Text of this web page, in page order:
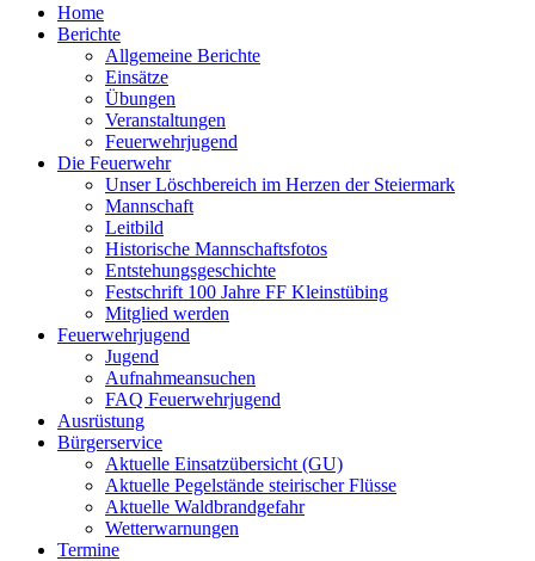
Home
Berichte
Allgemeine Berichte
Einsätze
Übungen
Veranstaltungen
Feuerwehrjugend
Die Feuerwehr
Unser Löschbereich im Herzen der Steiermark
Mannschaft
Leitbild
Historische Mannschaftsfotos
Entstehungsgeschichte
Festschrift 100 Jahre FF Kleinstübing
Mitglied werden
Feuerwehrjugend
Jugend
Aufnahmeansuchen
FAQ Feuerwehrjugend
Ausrüstung
Bürgerservice
Aktuelle Einsatzübersicht (GU)
Aktuelle Pegelstände steirischer Flüsse
Aktuelle Waldbrandgefahr
Wetterwarnungen
Termine